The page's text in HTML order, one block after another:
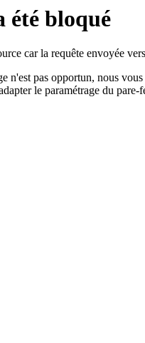
été bloqué
car la requête envoyée
n'est pas opportun, nous
le paramétrage du pare-